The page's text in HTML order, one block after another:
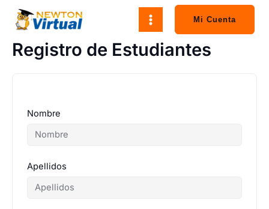
contenido
Mi Cuenta
Registro de Estudiantes
Nombre
Apellidos